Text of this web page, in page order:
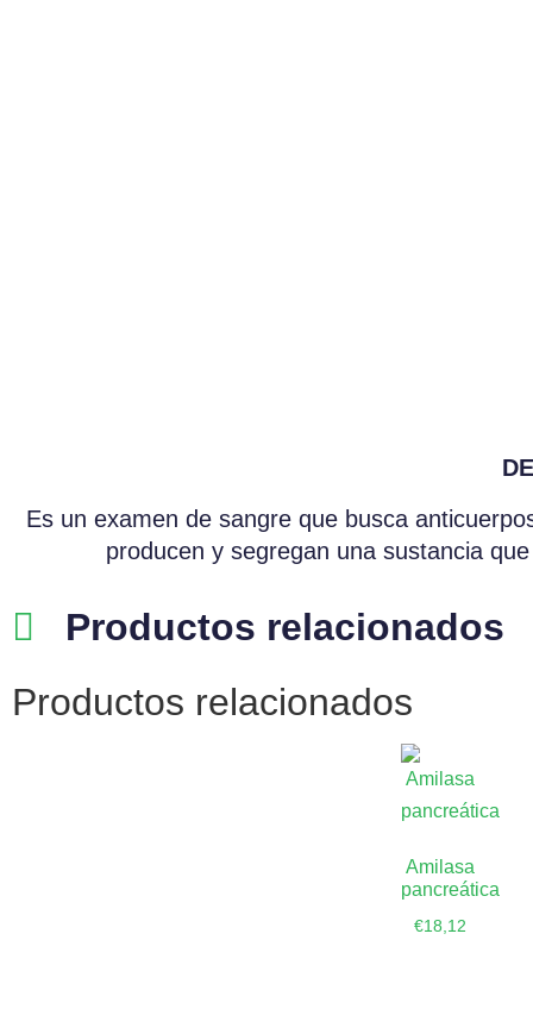
Es un examen de sangre que busca
producen y segregan una sustancia
Productos relacionados
Productos relacionados
Amilasa
pancreática
€18,12